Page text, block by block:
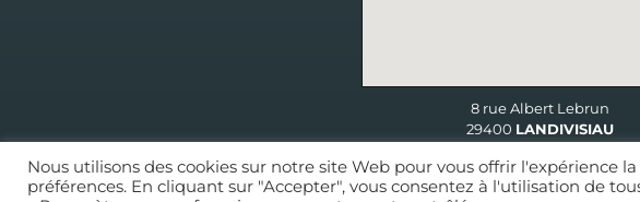
8 rue Albert Lebrun
29400 LANDIVISIAU
CONDITIONS GÉNÉRALES CONDITIONS
Nous utilisons des cookies sur notre site Web pour vous offrir l'expérience
préférences. En cliquant sur "Accepter", vous consentez à l'utilisation de